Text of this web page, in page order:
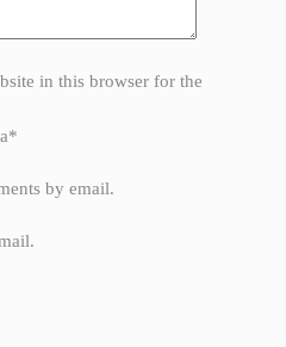
in this browser for the
*
by email.